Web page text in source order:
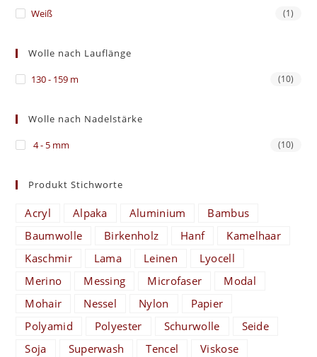
Weiß (1)
Wolle nach Lauflänge
130 - 159 m (10)
Wolle nach Nadelstärke
4 - 5 mm (10)
Produkt Stichworte
Acryl Alpaka Aluminium
Bambus
Baumwolle
Birkenholz Hanf
Kamelhaar
Kaschmir
Lama Leinen
Lyocell
Merino
Messing Microfaser
Modal
Mohair
Nessel Nylon
Papier
Polyamid
Polyester Schurwolle
Seide
Soja
Superwash Tencel
Viskose